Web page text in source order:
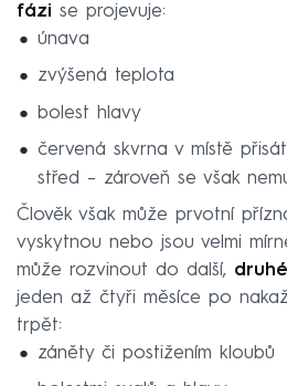
fázi se projevuje:
únava
zvýšená teplota
bolest hlavy
červená skvrna v místě
střed – zároveň se však
Člověk však může prvotní
vyskytnou nebo jsou velmi
může rozvinout do další,
jeden až čtyři měsíce po
trpět:
záněty či postižením kloubů